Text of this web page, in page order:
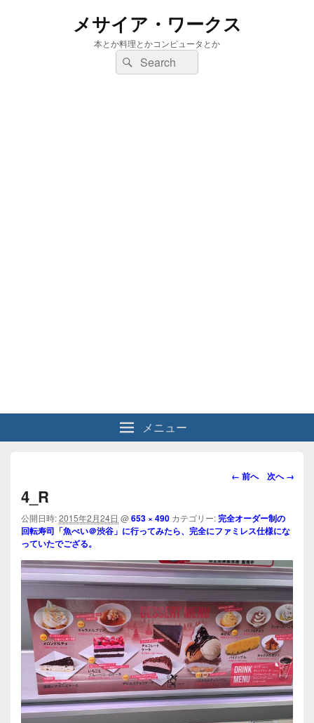
メサイア・ワークス
本とか料理とかコンピュータとか
検
索:
検
索
メニュー
画
ビ
ゲ
シ
ョ
ン
← 前へ 次へ →
4_R
公開日時:2015年2月24日 @653 × 490 カテゴリー:完全オーダー制の
回転寿司「魚べい＠渋谷」に行ってみたら、完全にファミレス仕様にな
っていたでござる。